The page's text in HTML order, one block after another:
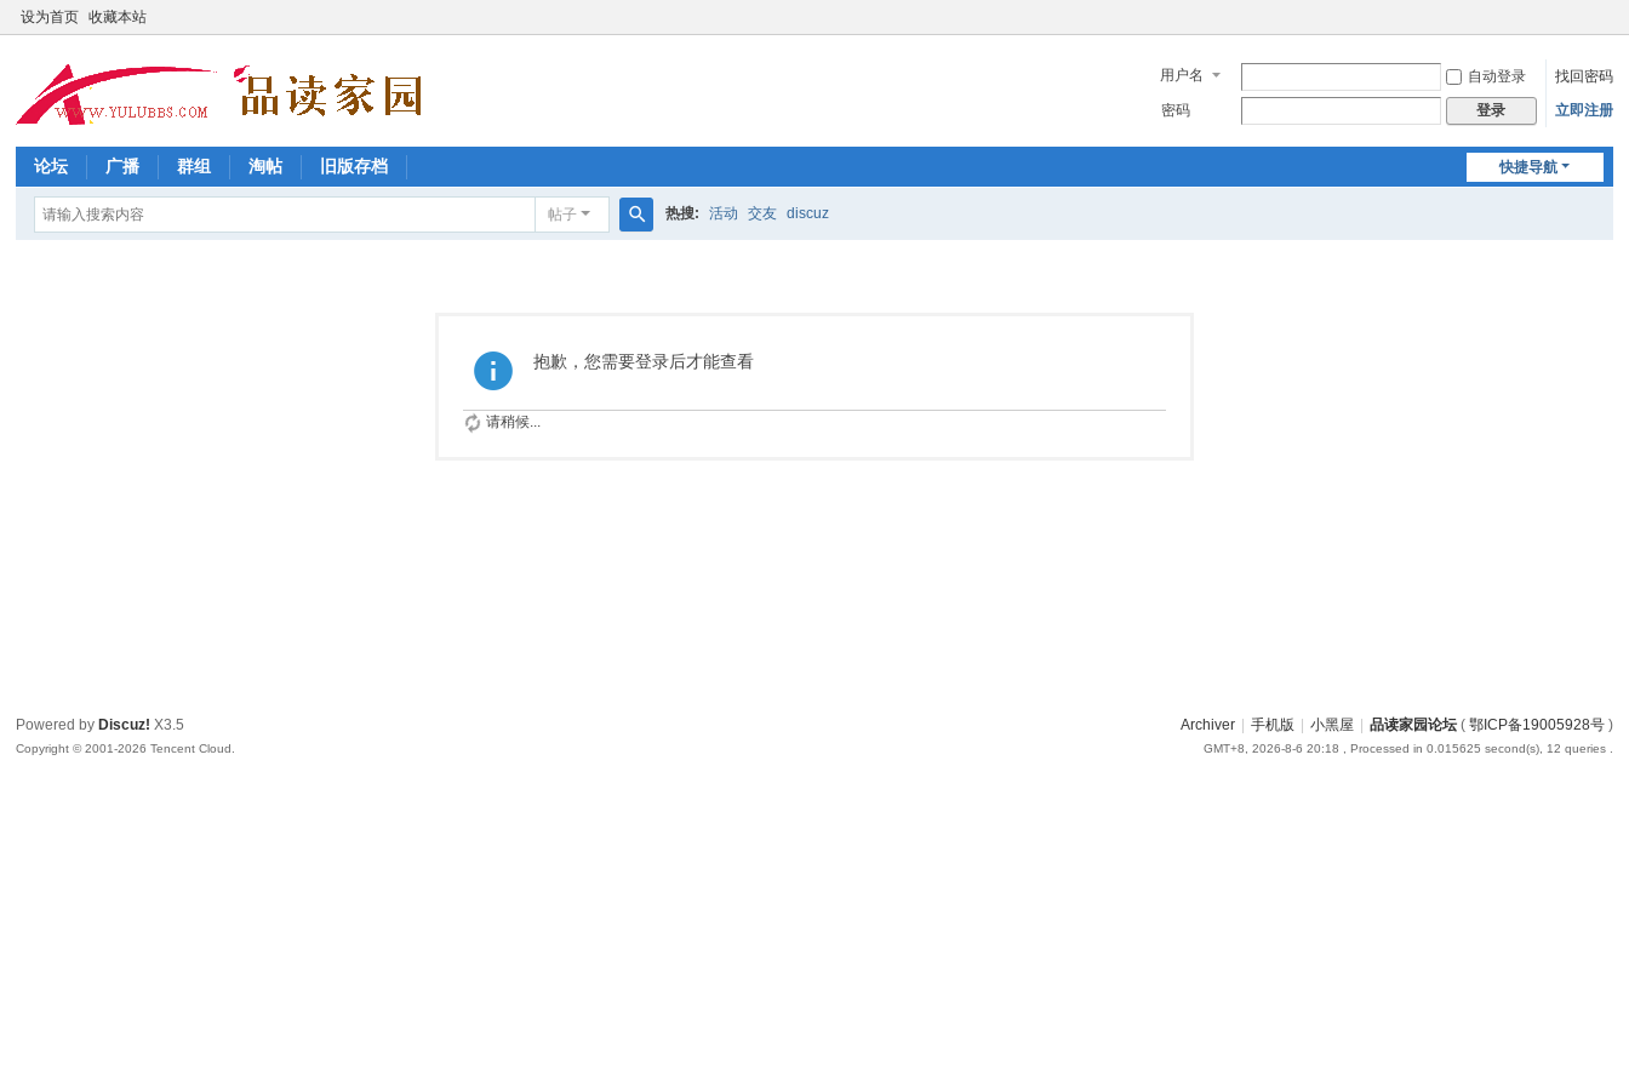
设为首页 收藏本站
用户名 自动登录
找回密码
密码
登录 立即注册
快捷导航
论坛 广播 群组 淘帖 旧版存档
帖子 热搜: 活动 交友 discuz
抱歉，您需要登录后才能查看
请稍候...
Archiver 手机版 小黑屋 品读家园论坛( 鄂ICP备19005928号 )
GMT+8, 2026-8-6 20:18 , Processed in 0.015625 second(s), 12 queries .
Powered by Discuz! X3.5
Copyright © 2001-2026 Tencent Cloud.